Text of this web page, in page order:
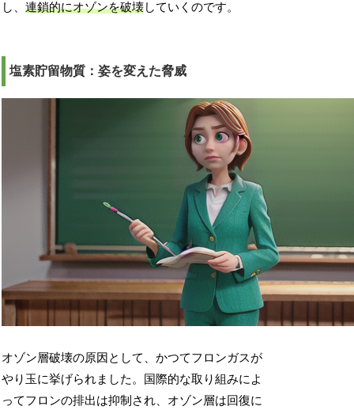
し、連鎖的にオゾンを破壊していくのです。
塩素貯留物質：姿を変えた脅威
オゾン層破壊の原因として、かつてフロンガスが
やり玉に挙げられました。国際的な取り組みによ
ってフロンの排出は抑制され、オゾン層は回復に